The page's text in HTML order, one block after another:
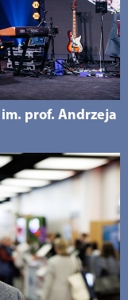
prof. Andrzeja